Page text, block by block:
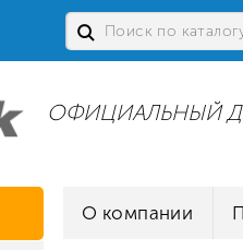
ОФИЦИАЛЬНЫЙ
О компании